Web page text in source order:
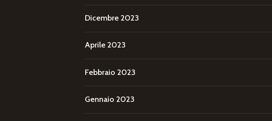
Dicembre 2023
Aprile 2023
Febbraio 2023
Gennaio 2023